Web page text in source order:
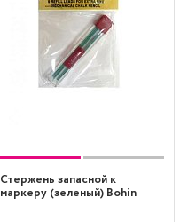
Стержень запасной к
маркеру (зеленый) Bohin